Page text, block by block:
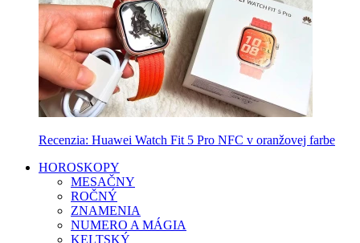
Recenzia: Huawei Watch Fit 5 Pro NFC v oranžovej farbe
HOROSKOPY
MESAČNY
ROČNÝ
ZNAMENIA
NUMERO A MÁGIA
KELTSKÝ